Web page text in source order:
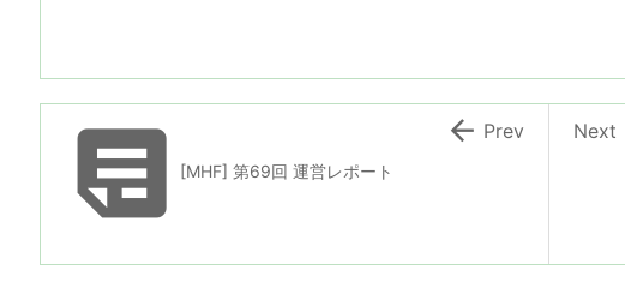
Next
[MHF] 第69回 運営レポート
 Prev